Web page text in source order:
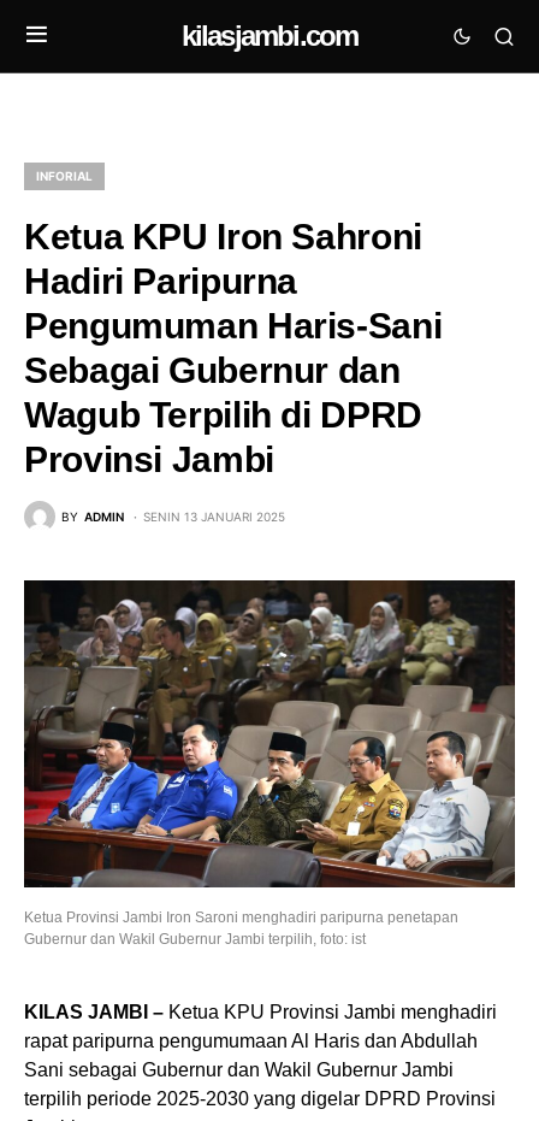
kilasjambi.com
INFORIAL
Ketua KPU Iron Sahroni
Hadiri Paripurna
Pengumuman Haris-Sani
Sebagai Gubernur dan
Wagub Terpilih di DPRD
Provinsi Jambi
BY ADMIN SENIN 13 JANUARI 2025
Ketua Provinsi Jambi Iron Saroni menghadiri paripurna penetapan
Gubernur dan Wakil Gubernur Jambi terpilih, foto: ist
KILAS JAMBI – Ketua KPU Provinsi Jambi menghadiri
rapat paripurna pengumumaan Al Haris dan Abdullah
Sani sebagai Gubernur dan Wakil Gubernur Jambi
terpilih periode 2025-2030 yang digelar DPRD Provinsi